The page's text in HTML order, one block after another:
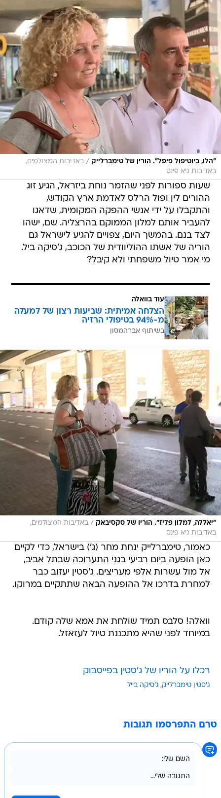
"הלו, ביוטיפול פיפל". הורין של טימברלייק / באדיבות המצולמים,
באדיבות גיא פינס
שעות ספורות לפני שהזמר נוחת ביזראל, הגיע זוג
ההורים לין ופול הרלס לאדמת ארץ הקודש,
והתקבלו על ידי אנשי ההפקה המקומית, שדאגו
להעביר אותם למלון הממוקם בהרצליה. שם, ישהו
לצד בנם. בהמשך היום, צפויים להגיע לישראל גם
הוריה של אשתו ההוליוודית של הכוכב, ג'סיקה ביל.
מי אמר טיול משפחתי ולא קיבל?
עוד בוואלה
הצלחה אמיתית: שביעות רצון של למעלה
מ-94% בטיפולי הרזיה
בשיתוף אברהמסון
"יאללה, למלון פליז". הוריו של סקסיבאק / באדיבות המצולמים,
באדיבות גיא פינס
כאמור, טימברלייק ינחת מחר (ג') בישראל, כדי לקיים
כאן הופעה ביום רביעי בגני התערוכה שבתל אביב,
אל מול עשרות אלפי מעריצים. ג'סטין יעזוב כבר
למחרת בדרכו אל ההופעה הבאה שתתקיים במרוקו.
וואלה! סלבס תמיד שולחת את אמא שלה קודם.
במיוחד לפני שהיא מתכננת טיול לעזאזל.
רכלו על הוריו של ג'סטין בפייסבוק
ג'סטין טימברלייק ג'סיקה בייל
טרם התפרסמו תגובות